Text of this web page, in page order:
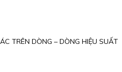
TRÊN DÒNG – DÒNG HIỆU SUẤT